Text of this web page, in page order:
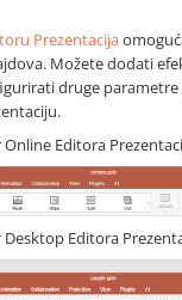
Prezentacija
Možete dodati
druge
Editora
Editora